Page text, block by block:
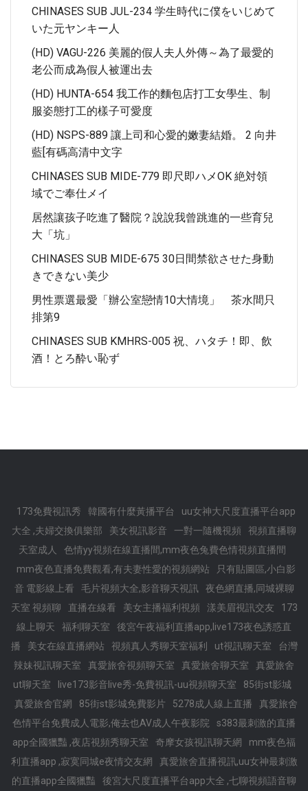
CHINASES SUB JUL-234 学生時代に僕をいじめて
いた元ヤンキー人
(HD) VAGU-226 美麗的假人夫人外傳～為了最愛的
老公而成為假人被運出去
(HD) HUNTA-654 我工作的麵包店打工女學生、制
服姿態打工的樣子可愛度
(HD) NSPS-889 讓上司和心愛的嫩妻結婚。 2 向井
藍[有碼高清中文字
CHINASES SUB MIDE-779 即尺即ハメOK 絶対領
域でご奉仕メイ
居然讓孩子吃進了醫院？說說我曾跳進的一些育兒
大「坑」
CHINASES SUB MIDE-675 30日間禁欲させた身動
きできない美少
男性票選最愛「辦公室戀情10大情境」 茶水間只
排第9
CHINASES SUB KMHRS-005 祝、ハタチ！即、飲
酒！とろ酔い恥ず
173免費視訊秀 韓國有什麼黃播平台
uu女神大尺度直播平台app
大全 ,夫婦交換俱樂部
美女視訊影音 一對一隨機視頻
視頻直播聊
天室成人
色情yy視頻在線直播間,mm夜色兔費色情視頻直播間
mm夜色直播免費觀看,有夫妻性愛的視頻網站
只有貼圖區,小白影
音 電影線上看
毛片視頻大全,影音聊天視訊
夜色網直播,同城裸聊
天室 視頻聊
直播在線看 美女主播福利視頻 漾美眉視訊交友
173
線上聊天
福利聊天室
後宮午夜福利直播app,live173夜色誘惑直
播
美女在線直播網站 視頻真人秀聊天室福利 ut視訊聊天室
台灣
辣妹視訊聊天室
真愛旅舍視頻聊天室 真愛旅舍聊天室
真愛旅舍
ut聊天室
live173影音live秀-免費視訊-uu視頻聊天室
85街st影城
真愛旅舍官網
85街st影城免費影片 5278成人線上直播
真愛旅舍
色情平台免費成人電影,俺去也AV成人午夜影院
s383最刺激的直播
app全國獵豔 ,夜店視頻秀聊天室
奇摩女孩視訊聊天網
mm夜色福
利直播app ,寂寞同城e夜情交友網
真愛旅舍直播視訊,uu女神最刺激
的直播app全國獵豔
後宮大尺度直播平台app大全 ,七聊視頻語音聊